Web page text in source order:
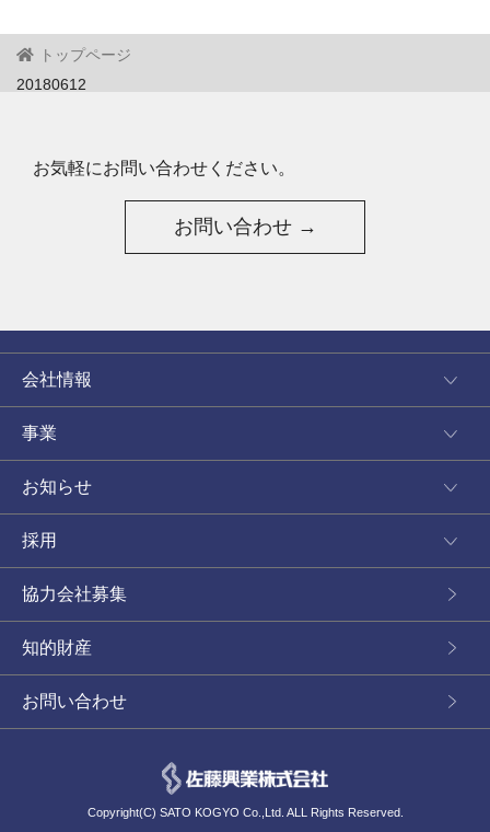
トップページ
20180612
お気軽にお問い合わせください。
お問い合わせ →
会社情報
事業
お知らせ
採用
協力会社募集
知的財産
お問い合わせ
Copyright(C) SATO KOGYO Co.,Ltd. ALL Rights Reserved.